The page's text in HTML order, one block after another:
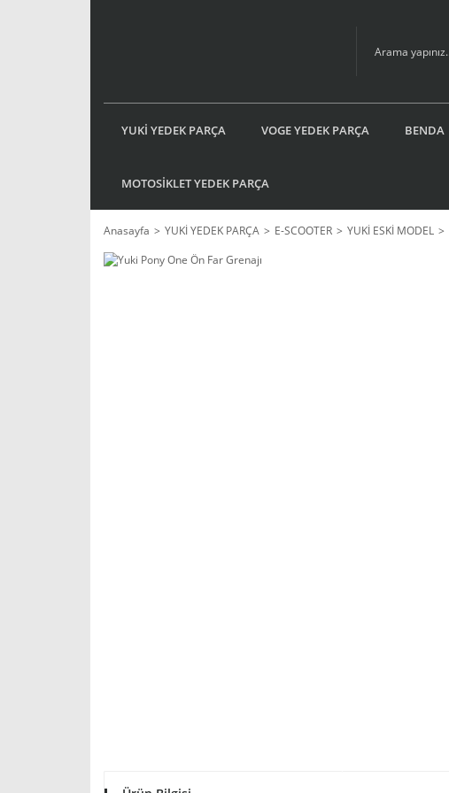
YUKİ YEDEK PARÇA VOGE YEDEK PARÇA BENDA
MOTOSİKLET YEDEK PARÇA
Anasayfa YUKİ YEDEK PARÇA E-SCOOTER YUKİ ESKİ MODEL